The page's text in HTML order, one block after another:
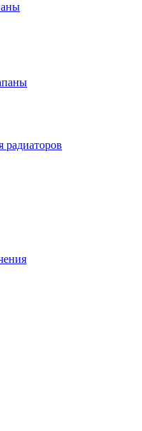
радиаторов